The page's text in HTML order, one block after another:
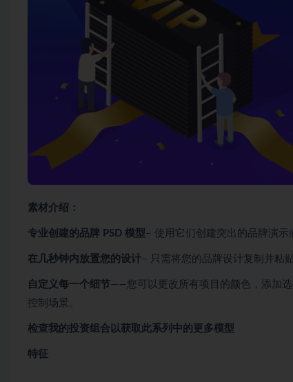
素材介绍：
专业创建的品牌 PSD 模型– 使用它们创建突出的品牌演示
在几秒钟内放置您的设计– 只需将您的品牌设计复制并粘
自定义每一个细节 ——您可以更改所有项目的颜色，添加
控制场景。
检查我的投资组合以获取此系列中的更多模型
特征